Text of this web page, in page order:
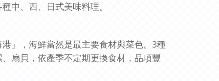
中、西、日式美味料理。
」，海鮮當然是最主要食材與菜色。3種
扇貝，依產季不定期更換食材，品項豐